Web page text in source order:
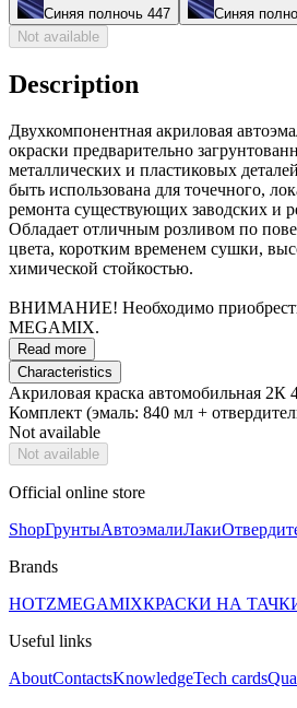
Синяя полночь 447
Синяя
Not available
Description
Двухкомпонентная акриловая
окраски предварительно
металлических и пластиковых
быть использована для точечного,
ремонта существующих заводских и
Обладает отличным розливом по
цвета, коротким временем сушки,
химической стойкостью.
ВНИМАНИЕ! Необходимо приобрести
MEGAMIX.
Read more
Characteristics
Акриловая краска автомобильная 2К
Комплект (эмаль: 840 мл +
Not available
Not available
Official online store
ShopГрунтыАвтоэмалиЛаки
Brands
HOTZMEGAMIXКРАСКИ НА
Useful links
AboutContactsKnowledgeTech cards